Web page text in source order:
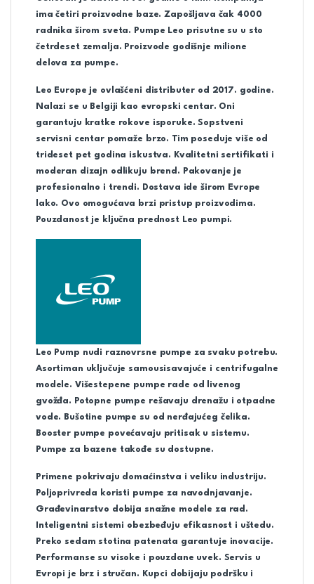
ima četiri proizvodne baze. Zapošljava čak 4000
radnika širom sveta. Pumpe Leo prisutne su u sto
četrdeset zemalja. Proizvode godišnje milione
delova za pumpe.
Leo Europe je ovlašćeni distributer od 2017. godine.
Nalazi se u Belgiji kao evropski centar. Oni
garantuju kratke rokove isporuke. Sopstveni
servisni centar pomaže brzo. Tim poseduje više od
trideset pet godina iskustva. Kvalitetni sertifikati i
moderan dizajn odlikuju brend. Pakovanje je
profesionalno i trendi. Dostava ide širom Evrope
lako. Ovo omogućava brzi pristup proizvodima.
Pouzdanost je ključna prednost Leo pumpi.
Leo Pump nudi raznovrsne pumpe za svaku potrebu.
Asortiman uključuje samousisavajuće i centrifugalne
modele. Višestepene pumpe rade od livenog
gvožđa. Potopne pumpe rešavaju drenažu i otpadne
vode. Bušotine pumpe su od nerđajućeg čelika.
Booster pumpe povećavaju pritisak u sistemu.
Pumpe za bazene takođe su dostupne.
Primene pokrivaju domaćinstva i veliku industriju.
Poljoprivreda koristi pumpe za navodnjavanje.
Građevinarstvo dobija snažne modele za rad.
Inteligentni sistemi obezbeđuju efikasnost i uštedu.
Preko sedam stotina patenata garantuje inovacije.
Performanse su visoke i pouzdane uvek. Servis u
Evropi je brz i stručan. Kupci dobijaju podršku i